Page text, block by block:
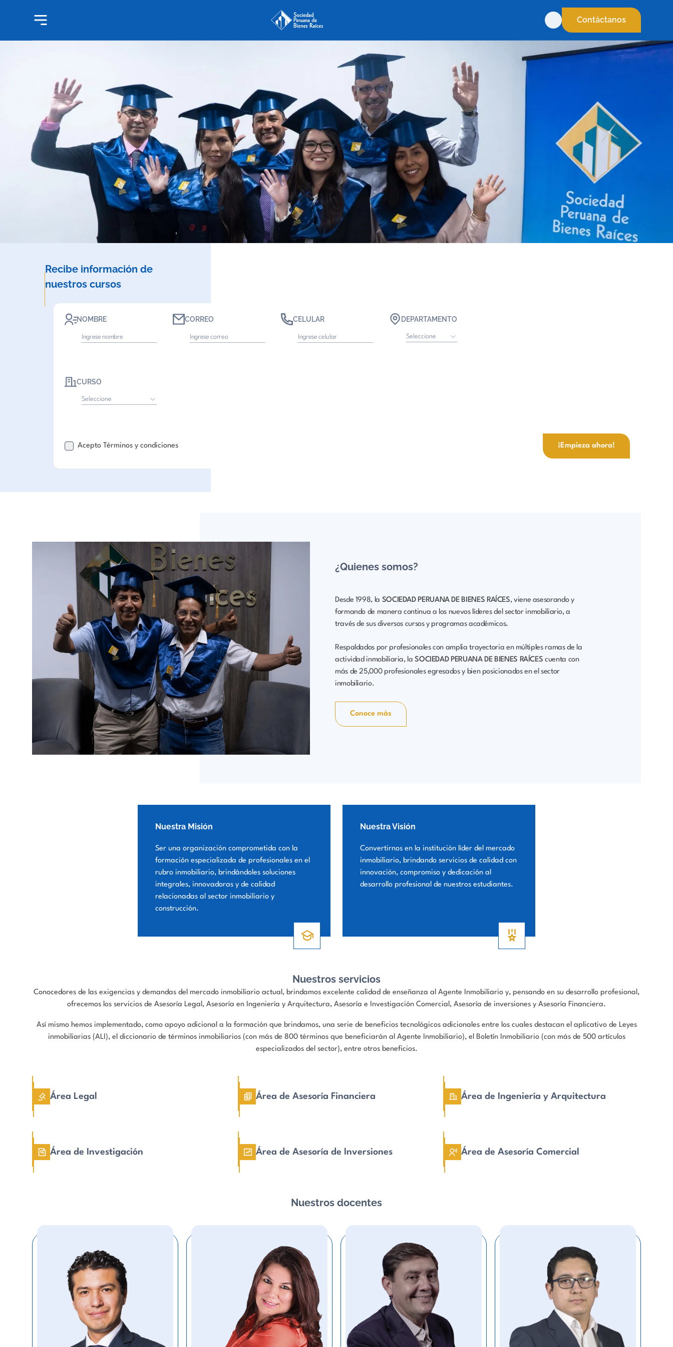
Contáctanos
Recibe información de
nuestros cursos
NOMBRE CORREO CELULAR DEPARTAMENTO
Seleccione
CURSO
Seleccione
Acepto Términos y condiciones ¡Empieza ahora!
¿Quienes somos?
Desde 1998, la SOCIEDAD PERUANA DE BIENES RAÍCES, viene asesorando y
formando de manera continua a los nuevos líderes del sector inmobiliario, a
través de sus diversos cursos y programas académicos.
Respaldados por profesionales con amplia trayectoria en múltiples ramas de la
actividad inmobiliaria, laSOCIEDAD PERUANA DE BIENES RAÍCES cuenta con
más de 25,000 profesionales egresados y bien posicionados en el sector
inmobiliario.
Conoce más
Nuestra Misión
Ser una organización comprometida con la
formación especializada de profesionales en el
rubro inmobiliario, brindándoles soluciones
integrales, innovadoras y de calidad
relacionadas al sector inmobiliario y
construcción.
Nuestra Visión
Convertirnos en la institución líder del mercado
inmobiliario, brindando servicios de calidad con
innovación, compromiso y dedicación al
desarrollo profesional de nuestros estudiantes.
Nuestros servicios
Conocedores de las exigencias y demandas del mercado inmobiliario actual, brindamos excelente calidad de enseñanza al Agente Inmobiliario y, pensando en su desarrollo profesional,
ofrecemos los servicios de Asesoría Legal, Asesoría en Ingeniería y Arquitectura, Asesoría e Investigación Comercial, Asesoría de inversiones y Asesoría Financiera.
Así mismo hemos implementado, como apoyo adicional a la formación que brindamos, una serie de beneficios tecnológicos adicionales entre los cuales destacan el aplicativo de Leyes
inmobiliarias (ALI), el diccionario de términos inmobiliarios (con más de 800 términos que beneficiarán al Agente Inmobiliario), el Boletín Inmobiliario (con más de 500 artículos
especializados del sector), entre otros beneficios.
Área Legal Área de Asesoría Financiera Área de Ingeniería y Arquitectura
Área de Investigación Área de Asesoría de Inversiones Área de Asesoría Comercial
Nuestros docentes
William